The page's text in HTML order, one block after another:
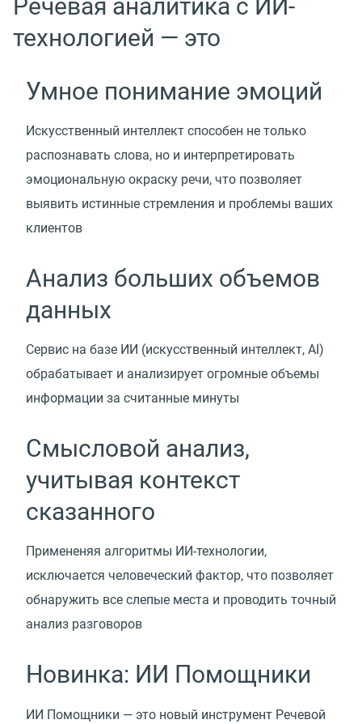
Речевая аналитика с ИИ-
технологией — это
Умное понимание эмоций
Искусственный интеллект способен не только
распознавать слова, но и интерпретировать
эмоциональную окраску речи, что позволяет
выявить истинные стремления и проблемы ваших
клиентов
Анализ больших объемов
данных
Сервис на базе ИИ (искусственный интеллект, AI)
обрабатывает и анализирует огромные объемы
информации за считанные минуты
Смысловой анализ,
учитывая контекст
сказанного
Примененяя алгоритмы ИИ-технологии,
исключается человеческий фактор, что позволяет
обнаружить все слепые места и проводить точный
анализ разговоров
Новинка: ИИ Помощники
ИИ Помощники — это новый инструмент Речевой